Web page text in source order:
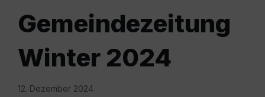
Gemeindezeitung
Winter 2024
12. Dezember 2024